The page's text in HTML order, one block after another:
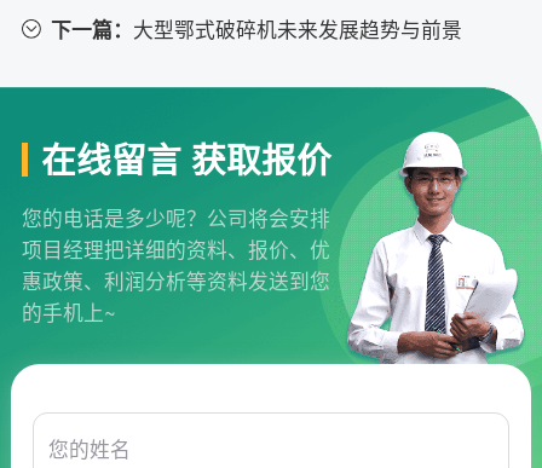
下一篇： 大型鄂式破碎机未来发展趋势与前景
在线留言 获取报价
您的电话是多少呢？公司将会安排
项目经理把详细的资料、报价、优
惠政策、利润分析等资料发送到您
的手机上~
您的姓名